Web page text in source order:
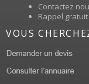
Contactez
Rappel gratuit
VOUS